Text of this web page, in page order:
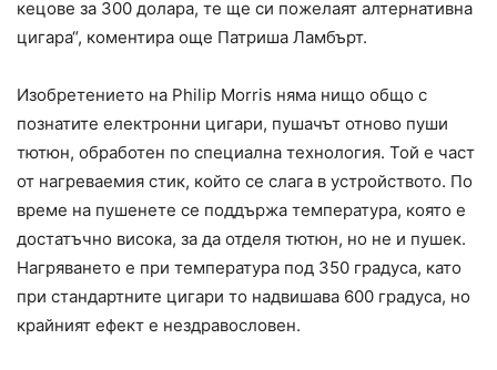
кецове за 300 долара, те ще си пожелаят алтернативна
цигара“, коментира още Патриша Ламбърт.
Изобретението на Philip Моrris няма нищо общо с
познатите електрoнни цигари, пушачът отново пуши
тютюн, обработен по специална технология. Той е част
от нагреваемия стик, който се слага в устройството. По
време на пушенете се поддържа температура, която е
достатъчно висока, за да отделя тютюн, но не и пушек.
Нагряването е при температура под 350 градуса, като
при стандартните цигари то надвишава 600 градуса, но
крайният ефект е нездравословен.